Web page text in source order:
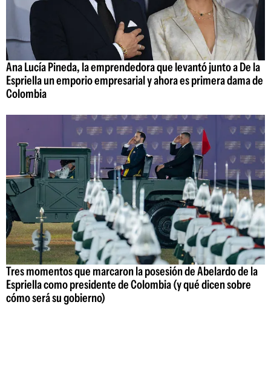
Ana Lucía Pineda, la emprendedora que levantó junto a De la
Espriella un emporio empresarial y ahora es primera dama de
Colombia
Tres momentos que marcaron la posesión de Abelardo de la
Espriella como presidente de Colombia (y qué dicen sobre
cómo será su gobierno)